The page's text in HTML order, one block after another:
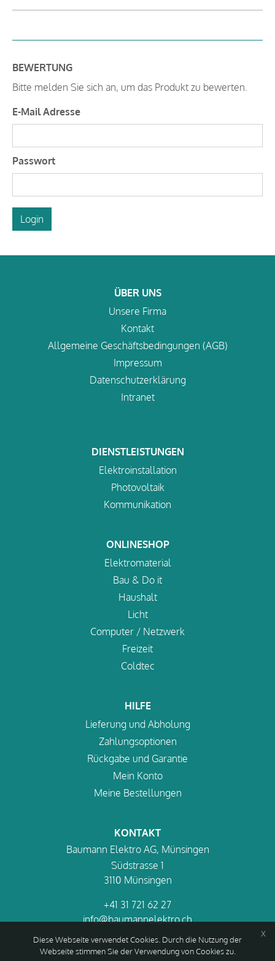
BEWERTUNG
Bitte melden Sie sich an, um das Produkt zu bewerten.
E-Mail Adresse
Passwort
Login
ÜBER UNS
Unsere Firma
Kontakt
Allgemeine Geschäftsbedingungen (AGB)
Impressum
Datenschutzerklärung
Intranet
DIENSTLEISTUNGEN
Elektroinstallation
Photovoltaik
Kommunikation
ONLINESHOP
Elektromaterial
Bau & Do it
Haushalt
Licht
Computer / Netzwerk
Freizeit
Coldtec
HILFE
Lieferung und Abholung
Zahlungsoptionen
Rückgabe und Garantie
Mein Konto
Meine Bestellungen
KONTAKT
Baumann Elektro AG, Münsingen
Südstrasse 1
3110 Münsingen
+41 31 721 62 27
info@baumannelektro.ch
Diese Webseite verwendet Cookies. Durch die Nutzung der
Webseite stimmen Sie der Verwendung von Cookies zu.
x